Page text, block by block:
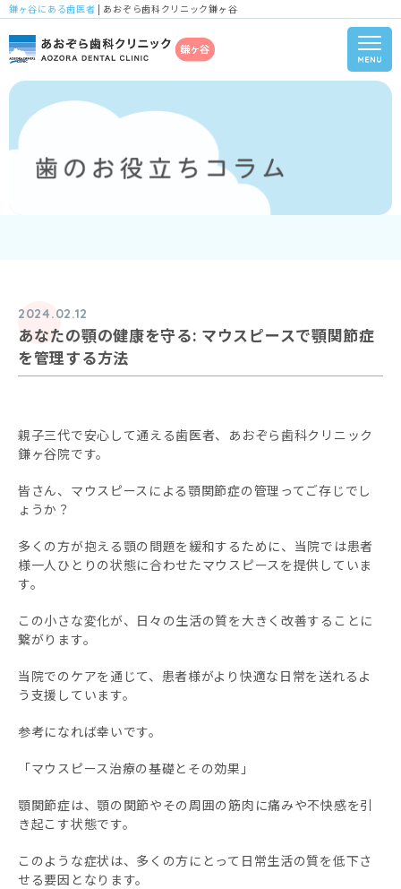
鎌ヶ谷にある歯医者 | あおぞら歯科クリニック鎌ヶ谷
2024.02.12
あなたの顎の健康を守る: マウスピースで顎関節症
を管理する方法
親子三代で安心して通える歯医者、あおぞら歯科クリニック
鎌ヶ谷院です。
皆さん、マウスピースによる顎関節症の管理ってご存じでし
ょうか？
多くの方が抱える顎の問題を緩和するために、当院では患者
様一人ひとりの状態に合わせたマウスピースを提供していま
す。
この小さな変化が、日々の生活の質を大きく改善することに
繋がります。
当院でのケアを通じて、患者様がより快適な日常を送れるよ
う支援しています。
参考になれば幸いです。
「マウスピース治療の基礎とその効果」
顎関節症は、顎の関節やその周囲の筋肉に痛みや不快感を引
き起こす状態です。
このような症状は、多くの方にとって日常生活の質を低下さ
せる要因となります。